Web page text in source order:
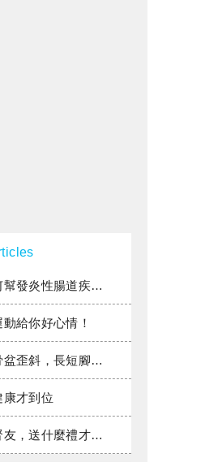
抗潰瘍？治療進展與健保給付困境一次看
給你好心情！
斜，長短腳惹的禍？
康才到位
，送什麼禮才好？